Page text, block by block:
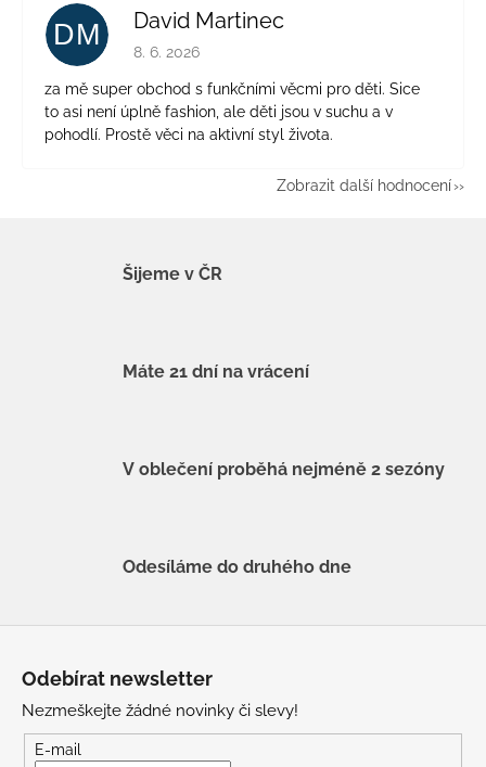
DM David Martinec
Hodnocení obchodu je 5 z 5 hvězdiček.
8. 6. 2026
za mě super obchod s funkčními věcmi pro děti. Sice
to asi není úplně fashion, ale děti jsou v suchu a v
pohodlí. Prostě věci na aktivní styl života.
Zobrazit další hodnocení
Šijeme v ČR
Máte 21 dní na vrácení
V oblečení proběhá nejméně 2 sezóny
Odesíláme do druhého dne
Odebírat newsletter
Nezmeškejte žádné novinky či slevy!
E-mail